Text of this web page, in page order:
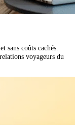
sans coûts cachés.
voyageurs du